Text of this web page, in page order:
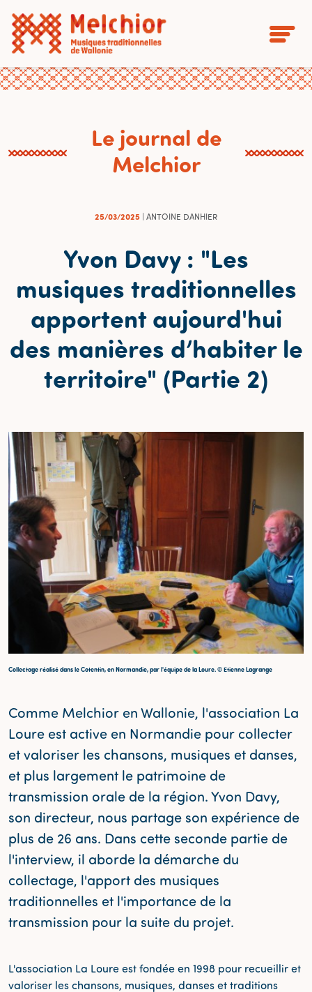
Le journal de
Melchior
25/03/2025 | ANTOINE DANHIER
Yvon Davy : "Les
musiques traditionnelles
apportent aujourd'hui
des manières d’habiter le
territoire" (Partie 2)
Collectage réalisé dans le Cotentin, en Normandie, par l'équipe de la Loure. © Etienne Lagrange
Comme Melchior en Wallonie, l'association La
Loure est active en Normandie pour collecter
et valoriser les chansons, musiques et danses,
et plus largement le patrimoine de
transmission orale de la région. Yvon Davy,
son directeur, nous partage son expérience de
plus de 26 ans. Dans cette seconde partie de
l'interview, il aborde la démarche du
collectage, l'apport des musiques
traditionnelles et l'importance de la
transmission pour la suite du projet.
L'association La Loure est fondée en 1998 pour recueillir et
valoriser les chansons, musiques, danses et traditions